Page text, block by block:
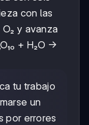
con las
y avanza
+ H₂O →
tu trabajo
un
por errores